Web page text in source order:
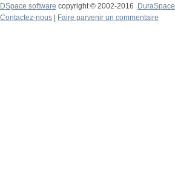
DSpace software copyright © 2002-2016
DuraSpace
Contactez-nous
Faire parvenir un commentaire